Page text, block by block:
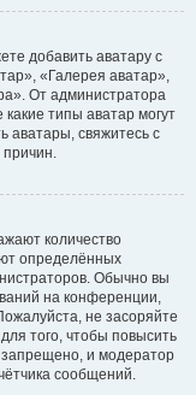
добавить аватару с
«Галерея аватар»,
От администратора
типы аватар могут
аватары, свяжитесь с
количество
определённых
Обычно вы
на конференции,
не засоряйте
того, чтобы повысить
и модератор
сообщений.